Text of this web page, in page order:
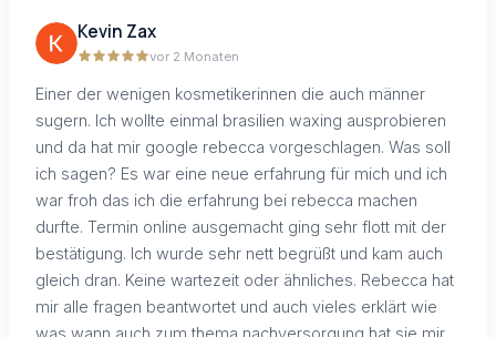
Kevin Zax
vor 2 Monaten
Einer der wenigen kosmetikerinnen die auch männer
sugern. Ich wollte einmal brasilien waxing ausprobieren
und da hat mir google rebecca vorgeschlagen. Was soll
ich sagen? Es war eine neue erfahrung für mich und ich
war froh das ich die erfahrung bei rebecca machen
durfte. Termin online ausgemacht ging sehr flott mit der
bestätigung. Ich wurde sehr nett begrüßt und kam auch
gleich dran. Keine wartezeit oder ähnliches. Rebecca hat
mir alle fragen beantwortet und auch vieles erklärt wie
was wann auch zum thema nachversorgung hat sie mir